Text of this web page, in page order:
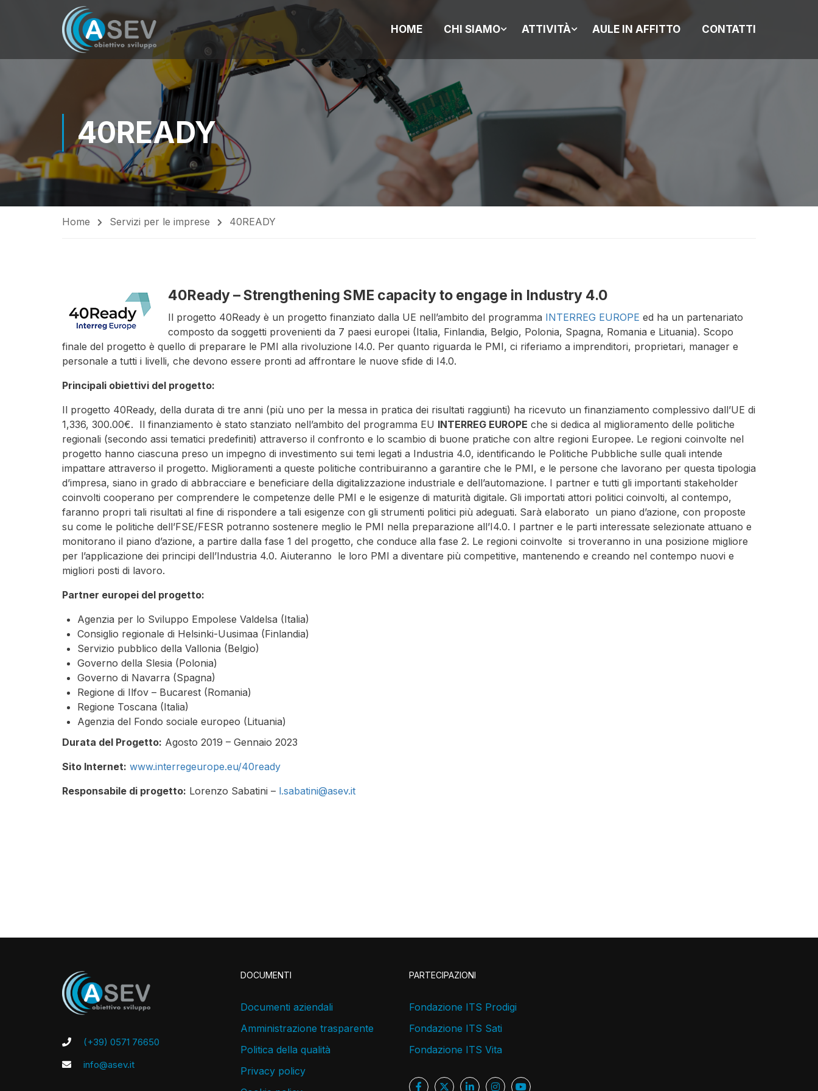
HOME CHI SIAMO ATTIVITÀ AULE IN AFFITTO CONTATTI
40READY
Home Servizi per le imprese 40READY
40Ready – Strengthening SME capacity to engage in Industry 4.0
Il progetto 40Ready è un progetto finanziato dalla UE nell’ambito del programma INTERREG EUROPE ed ha un partenariato
composto da soggetti provenienti da 7 paesi europei (Italia, Finlandia, Belgio, Polonia, Spagna, Romania e Lituania). Scopo
finale del progetto è quello di preparare le PMI alla rivoluzione I4.0. Per quanto riguarda le PMI, ci riferiamo a imprenditori, proprietari, manager e
personale a tutti i livelli, che devono essere pronti ad affrontare le nuove sfide di I4.0.
Principali obiettivi del progetto:
Il progetto 40Ready, della durata di tre anni (più uno per la messa in pratica dei risultati raggiunti) ha ricevuto un finanziamento complessivo dall’UE di
1,336, 300.00€. Il finanziamento è stato stanziato nell’ambito del programma EU INTERREG EUROPE che si dedica al miglioramento delle politiche
regionali (secondo assi tematici predefiniti) attraverso il confronto e lo scambio di buone pratiche con altre regioni Europee. Le regioni coinvolte nel
progetto hanno ciascuna preso un impegno di investimento sui temi legati a Industria 4.0, identificando le Politiche Pubbliche sulle quali intende
impattare attraverso il progetto. Miglioramenti a queste politiche contribuiranno a garantire che le PMI, e le persone che lavorano per questa tipologia
d’impresa, siano in grado di abbracciare e beneficiare della digitalizzazione industriale e dell’automazione. I partner e tutti gli importanti stakeholder
coinvolti cooperano per comprendere le competenze delle PMI e le esigenze di maturità digitale. Gli importati attori politici coinvolti, al contempo,
faranno propri tali risultati al fine di rispondere a tali esigenze con gli strumenti politici più adeguati. Sarà elaborato un piano d’azione, con proposte
su come le politiche dell’FSE/FESR potranno sostenere meglio le PMI nella preparazione all’I4.0. I partner e le parti interessate selezionate attuano e
monitorano il piano d’azione, a partire dalla fase 1 del progetto, che conduce alla fase 2. Le regioni coinvolte si troveranno in una posizione migliore
per l’applicazione dei principi dell’Industria 4.0. Aiuteranno le loro PMI a diventare più competitive, mantenendo e creando nel contempo nuovi e
migliori posti di lavoro.
Partner europei del progetto:
Agenzia per lo Sviluppo Empolese Valdelsa (Italia)
Consiglio regionale di Helsinki-Uusimaa (Finlandia)
Servizio pubblico della Vallonia (Belgio)
Governo della Slesia (Polonia)
Governo di Navarra (Spagna)
Regione di Ilfov – Bucarest (Romania)
Regione Toscana (Italia)
Agenzia del Fondo sociale europeo (Lituania)
Durata del Progetto: Agosto 2019 – Gennaio 2023
Sito Internet: www.interregeurope.eu/40ready
Responsabile di progetto: Lorenzo Sabatini – l.sabatini@asev.it
(+39) 0571 76650
info@asev.it
DOCUMENTI
Documenti aziendali
Amministrazione trasparente
Politica della qualità
Privacy policy
PARTECIPAZIONI
Fondazione ITS Prodigi
Fondazione ITS Sati
Fondazione ITS Vita